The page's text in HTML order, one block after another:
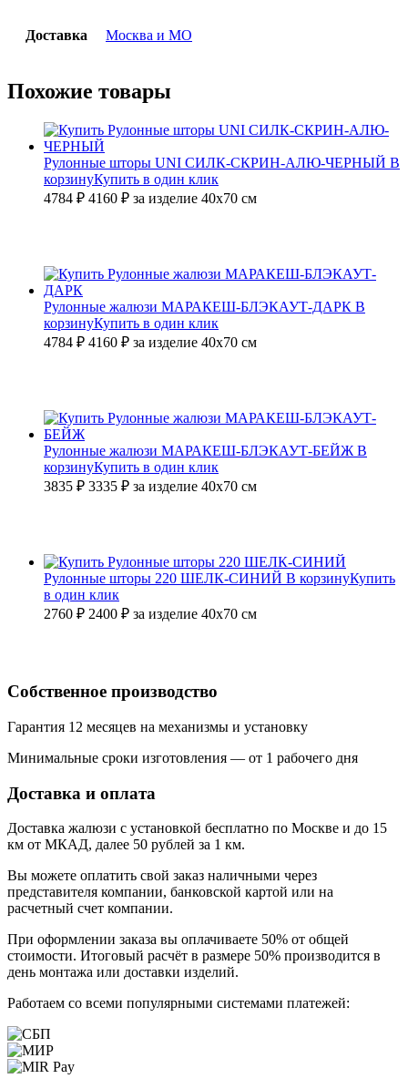
Доставка Москва и МО
Похожие товары
Рулонные шторы UNI СИЛК-СКРИН-АЛЮ-ЧЕРНЫЙ В
корзинуКупить в один клик
4784 ₽ 4160 ₽ за изделие 40х70 см
Рулонные жалюзи МАРАКЕШ-БЛЭКАУТ-ДАРК В
корзинуКупить в один клик
4784 ₽ 4160 ₽ за изделие 40х70 см
Рулонные жалюзи МАРАКЕШ-БЛЭКАУТ-БЕЙЖ В
корзинуКупить в один клик
3835 ₽ 3335 ₽ за изделие 40х70 см
Рулонные шторы 220 ШЕЛК-СИНИЙ В корзинуКупить
в один клик
2760 ₽ 2400 ₽ за изделие 40х70 см
Собственное производство
Гарантия 12 месяцев на механизмы и установку
Минимальные сроки изготовления — от 1 рабочего дня
Доставка и оплата
Доставка жалюзи с установкой бесплатно по Москве и до 15
км от МКАД, далее 50 рублей за 1 км.
Вы можете оплатить свой заказ наличными через
представителя компании, банковской картой или на
расчетный счет компании.
При оформлении заказа вы оплачиваете 50% от общей
стоимости. Итоговый расчёт в размере 50% производится в
день монтажа или доставки изделий.
Работаем со всеми популярными системами платежей: